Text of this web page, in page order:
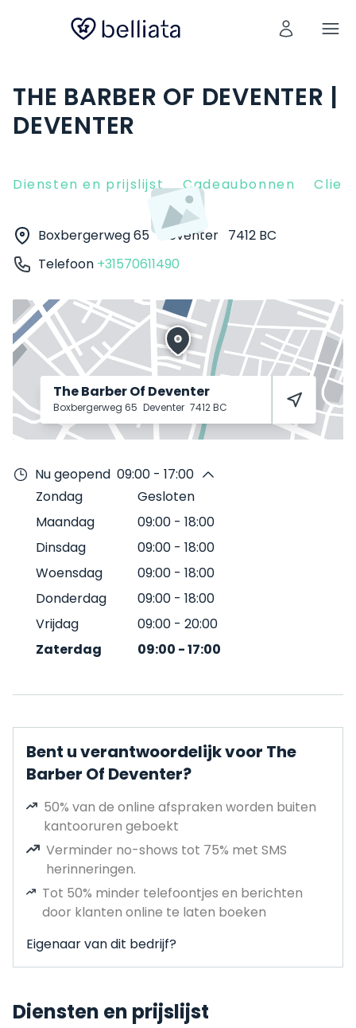
THE BARBER OF DEVENTER |
DEVENTER
Diensten en prijslijst Cadeaubonnen
Boxbergerweg 65 Deventer 7412 BC
Telefoon +31570611490
The Barber Of Deventer
Boxbergerweg 65 Deventer 7412 BC
Nu geopend 09:00 - 17:00
Zondag
Gesloten
Maandag
09:00 - 18:00
Dinsdag
09:00 - 18:00
Woensdag
09:00 - 18:00
Donderdag
09:00 - 18:00
Vrijdag
09:00 - 20:00
Zaterdag
09:00 -17:00
Bent u verantwoordelijk voor The
Barber Of Deventer?
50% van de online afspraken worden buiten
kantooruren geboekt
Verminder no-shows tot 75% met SMS
herinneringen.
Tot 50% minder telefoontjes en berichten
door klanten online te laten boeken
Eigenaar van dit bedrijf?
Diensten en prijslijst